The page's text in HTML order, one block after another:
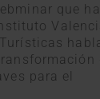
que
para el